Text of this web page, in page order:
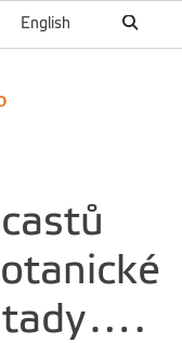
English
tady….